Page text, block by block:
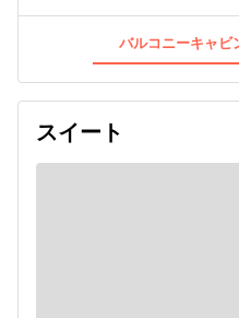
バルコニーキャビ
スイート